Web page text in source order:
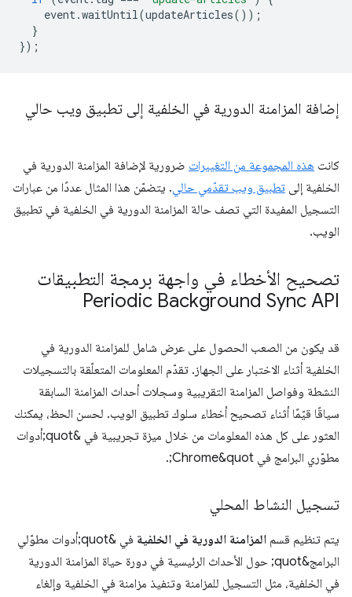
event.waitUntil(updateArticles());
}
});
إضافة المزامنة الدورية في الخلفية إلى تطبيق ويب حالي
كانت هذه المجموعة من التغييرات ضرورية لإضافة المزامنة الدورية في
الخلفية إلى تطبيق ويب تقدّمي حالي. يتضمّن هذا المثال عددًا من عبارات
التسجيل المفيدة التي تصف حالة المزامنة الدورية في الخلفية في تطبيق
الويب.
تصحيح الأخطاء في واجهة برمجة التطبيقات
Periodic Background Sync API
قد يكون من الصعب الحصول على عرض شامل للمزامنة الدورية في
الخلفية أثناء الاختبار على الجهاز. تقدّم المعلومات المتعلّقة بالتسجيلات
النشطة وفواصل المزامنة التقريبية وسجلات أحداث المزامنة السابقة
سياقًا قيّمًا أثناء تصحيح أخطاء سلوك تطبيق الويب. لحسن الحظ، يمكنك
العثور على كل هذه المعلومات من خلال ميزة تجريبية في &quot;أدوات
مطوّري البرامج في Chrome&quot;.
تسجيل النشاط المحلي
يتم تنظيم قسم المزامنة الدورية في الخلفية
في &quot;أدوات مطوّلي
البرامج&quot; حول الأحداث الرئيسية في دورة حياة المزامنة الدورية
في الخلفية، مثل التسجيل للمزامنة وتنفيذ مزامنة في الخلفية وإلغاء